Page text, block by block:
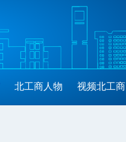
北工商人物 视频北工商